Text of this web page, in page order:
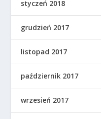
styczeń 2018
grudzień 2017
listopad 2017
październik 2017
wrzesień 2017